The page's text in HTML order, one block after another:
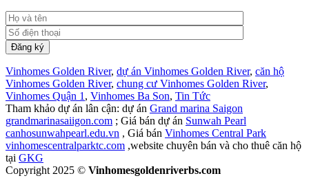
Vinhomes Golden River, dự án Vinhomes Golden River, căn hộ
Vinhomes Golden River, chung cư Vinhomes Golden River,
Vinhomes Quận 1 , Vinhomes Ba Son, Tin Tức
Tham khảo dự án lân cận: dự án Grand marina Saigon
grandmarinasaiigon.com ; Giá bán dự án Sunwah Pearl
canhosunwahpearl.edu.vn , Giá bán Vinhomes Central Park
vinhomescentralparktc.com ,website chuyên bán và cho thuê căn hộ
tại GKG
Copyright 2025 © Vinhomesgoldenriverbs.com